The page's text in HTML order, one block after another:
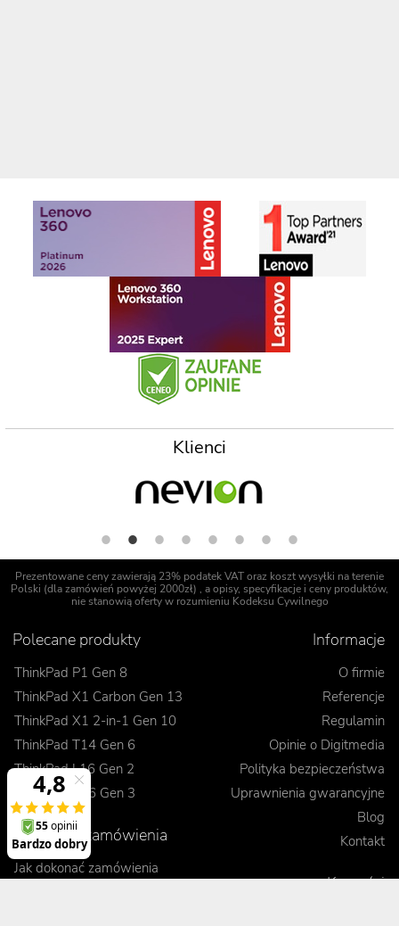
Klienci
Prezentowane ceny zawierają 23% podatek VAT oraz koszt wysyłki na terenie
Polski (dla zamówień powyżej 2000zł) , a opisy, specyfikacje i ceny produktów,
nie stanowią oferty w rozumieniu Kodeksu Cywilnego
Polecane produkty
ThinkPad P1 Gen 8
ThinkPad X1 Carbon Gen 13
ThinkPad X1 2-in-1 Gen 10
ThinkPad T14 Gen 6
ThinkPad L16 Gen 2
ThinkPad E16 Gen 3
Informacje
O firmie
Referencje
Regulamin
Opinie o Digitmedia
Polityka bezpieczeństwa
Uprawnienia gwarancyjne
Blog
Kontakt
Realizacje zamówienia
Jak dokonać zamówienia
Korzyści